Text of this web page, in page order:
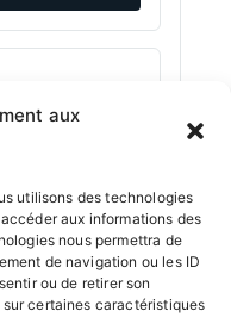
aux
utilisons des technologies
aux informations des
nous permettra de
de navigation ou les ID
ou de retirer son
certaines caractéristiques
pour les